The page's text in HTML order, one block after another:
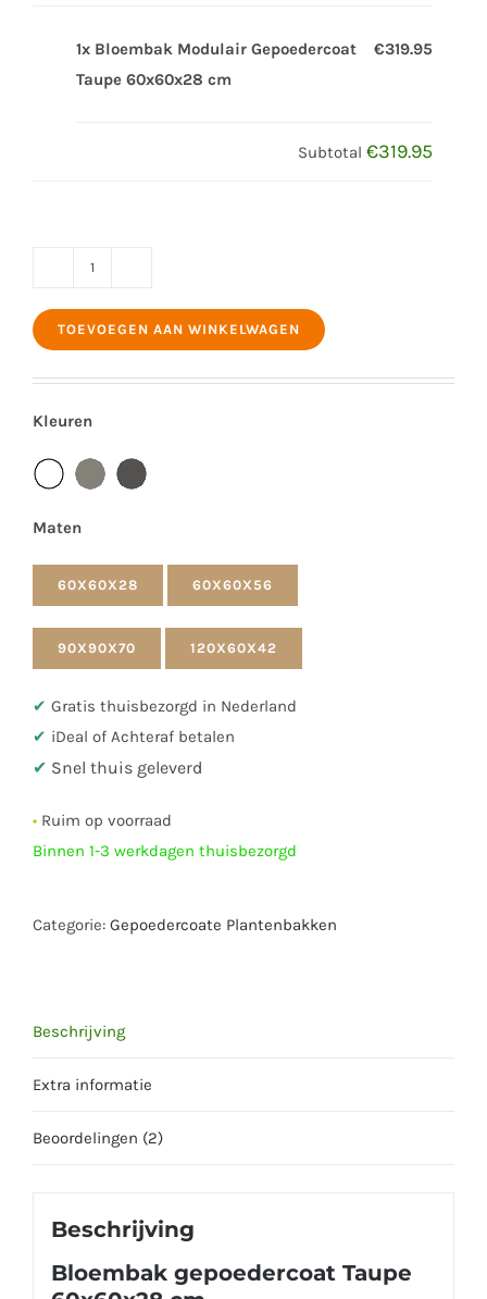
1x Bloembak Modulair Gepoedercoat
Taupe 60x60x28 cm
€319.95
Subtotal €319.95
Modulair
Gepoedercoat
cm
aantal
TOEVOEGEN AAN WINKELWAGEN
Kleuren
Maten
60X60X28 60X60X56
90X90X70 120X60X42
✔ Gratis thuisbezorgd in Nederland
✔ iDeal of Achteraf betalen
✔ Snel thuis geleverd
• Ruim op voorraad
Binnen 1-3 werkdagen thuisbezorgd
Categorie: Gepoedercoate Plantenbakken
Beschrijving
Extra informatie
Beoordelingen (2)
Beschrijving
Bloembak gepoedercoat Taupe